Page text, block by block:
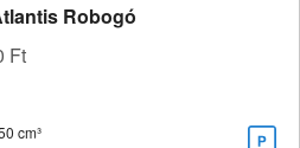
Robogó
Ft
cm³